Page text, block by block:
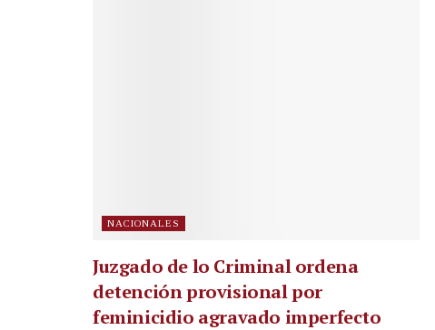
NACIONALES
Juzgado de lo Criminal ordena
detención provisional por
feminicidio agravado imperfecto